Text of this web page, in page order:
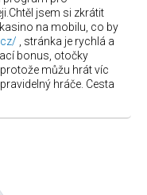
jsem si zkrátit
na mobilu, co by
, stránka je rychlá a
bonus, otočky
můžu hrát víc
hráče. Cesta